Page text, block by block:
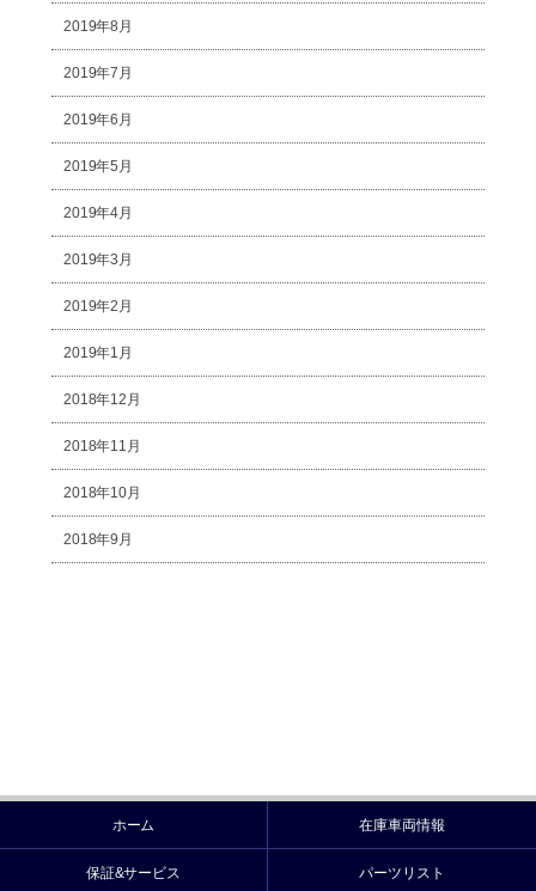
2019年8月
2019年7月
2019年6月
2019年5月
2019年4月
2019年3月
2019年2月
2019年1月
2018年12月
2018年11月
2018年10月
2018年9月
ホーム 在庫車両情報
保証&サービス パーツリスト